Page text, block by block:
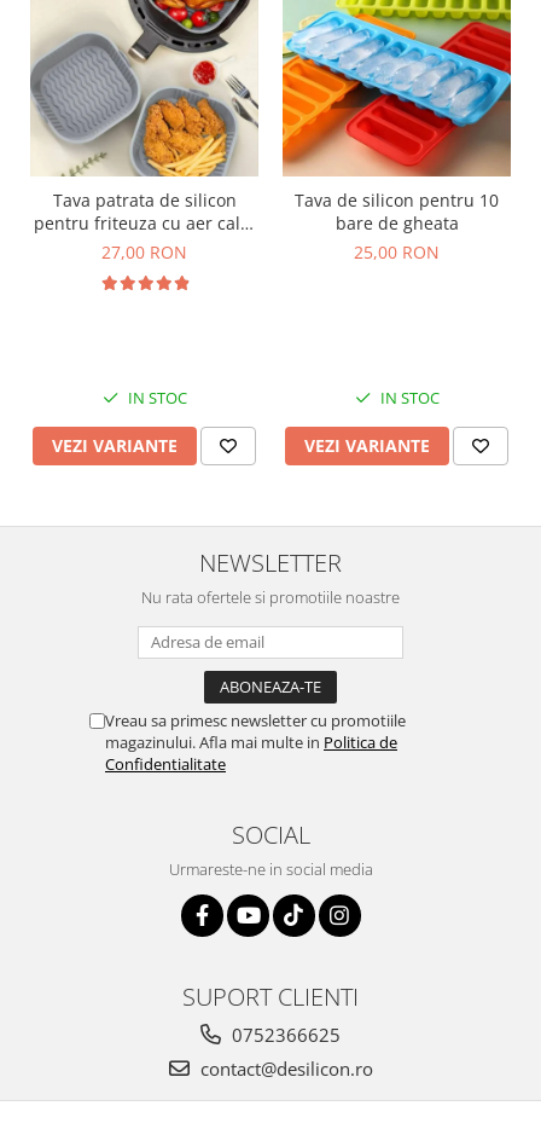
Tava patrata de silicon
pentru friteuza cu aer cald,
Airfryer, 20cm. Rezistenta la
27,00 RON
IN STOC
VEZI VARIANTE
Tava de silicon pentru 10
bare de gheata
25,00 RON
IN STOC
VEZI VARIANTE
NEWSLETTER
Nu rata ofertele si promotiile noastre
Vreau sa primesc newsletter cu promotiile
magazinului. Afla mai multe in Politica de
Confidentialitate
SOCIAL
Urmareste-ne in social media
SUPORT CLIENTI
0752366625
contact@desilicon.ro